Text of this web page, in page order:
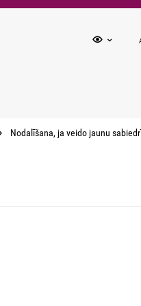
Nodalīšana, ja veido jaunu